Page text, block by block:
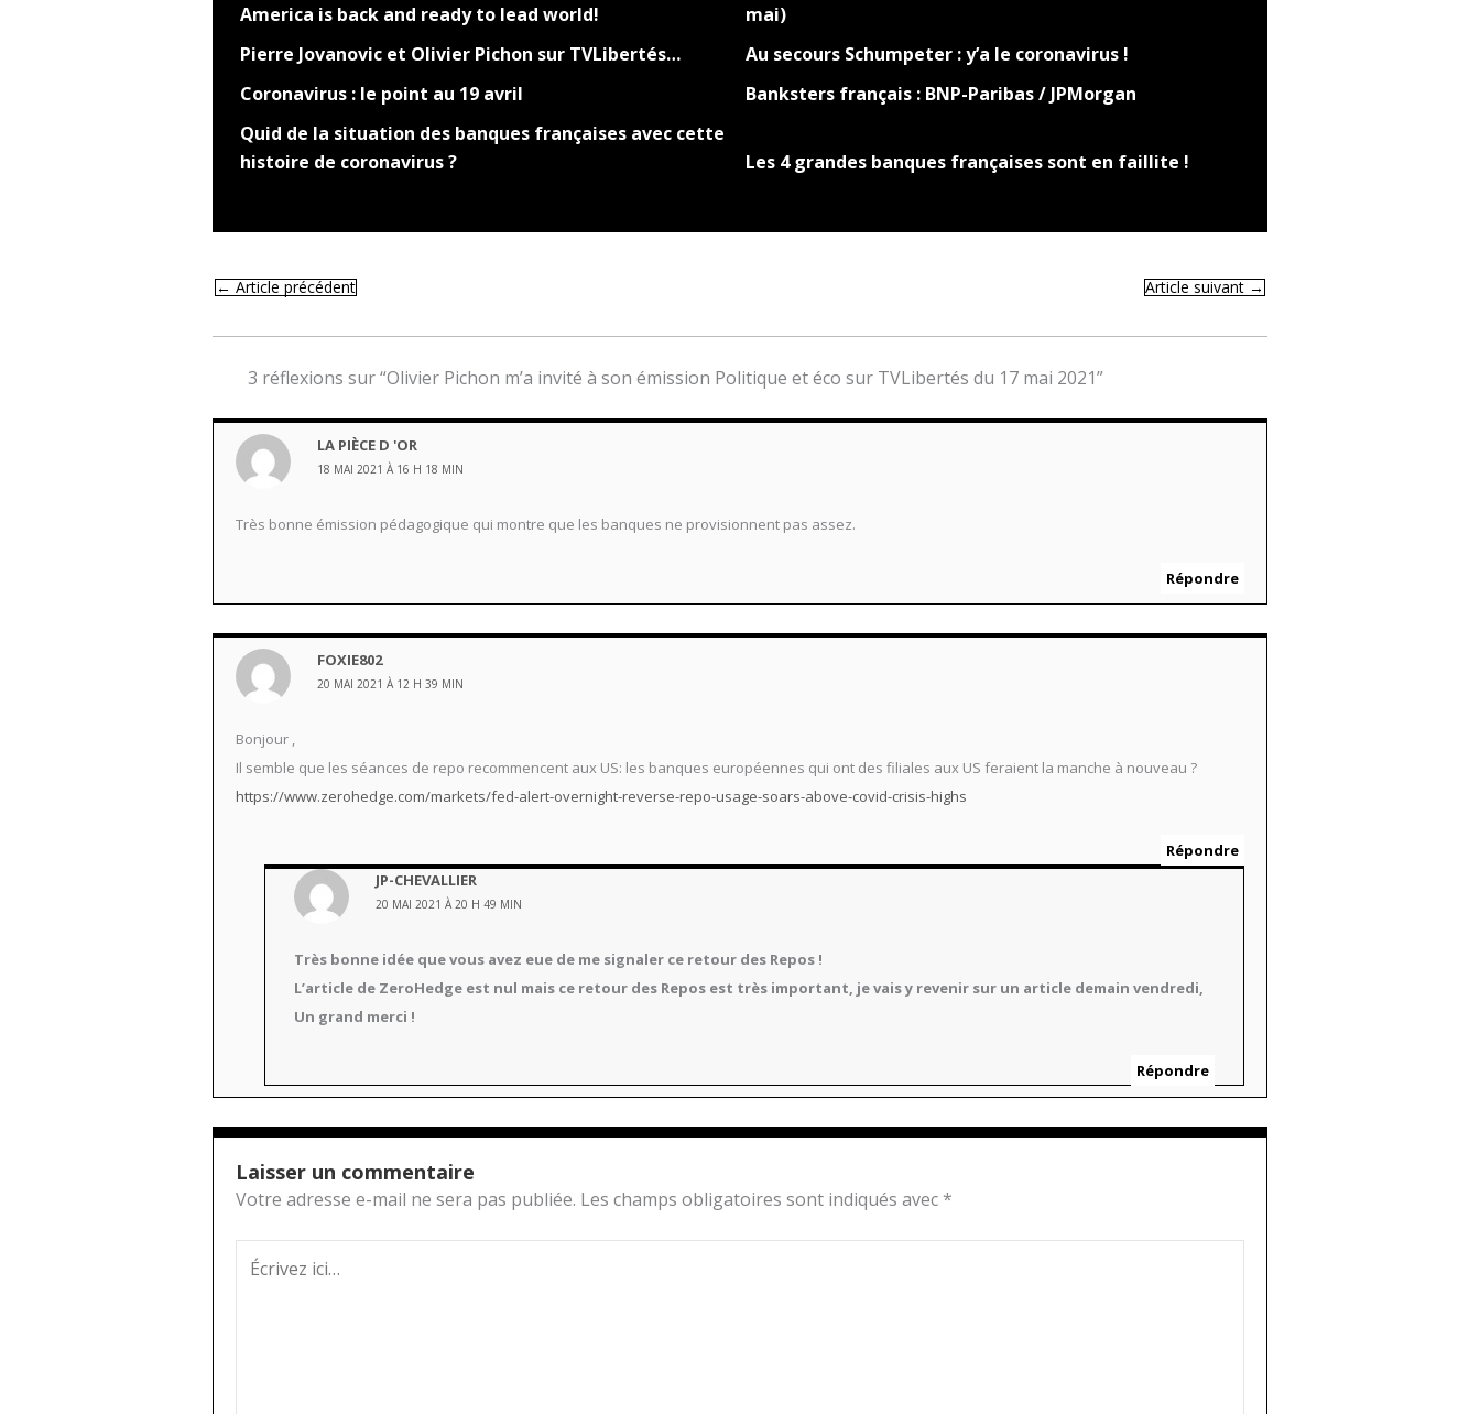
America is back and ready to lead world!
mai)
Pierre Jovanovic et Olivier Pichon sur TVLibertés…
Au secours Schumpeter : y’a le coronavirus !
Coronavirus : le point au 19 avril
Banksters français : BNP-Paribas / JPMorgan
Quid de la situation des banques françaises avec cette
histoire de coronavirus ?
Les 4 grandes banques françaises sont en faillite !
←Article précédent Article suivant→
3 réflexions sur “Olivier Pichon m’a invité à son émission Politique et éco sur TVLibertés du 17 mai 2021”
LA PIÈCE D 'OR
18 MAI 2021 À 16 H 18 MIN
Très bonne émission pédagogique qui montre que les banques ne provisionnent pas assez.
Répondre
FOXIE802
20 MAI 2021 À 12 H 39 MIN
Bonjour ,
Il semble que les séances de repo recommencent aux US: les banques européennes qui ont des filiales aux US feraient la manche à nouveau ?
https://www.zerohedge.com/markets/fed-alert-overnight-reverse-repo-usage-soars-above-covid-crisis-highs
Répondre
JP-CHEVALLIER
20 MAI 2021 À 20 H 49 MIN
Très bonne idée que vous avez eue de me signaler ce retour des Repos !
L’article de ZeroHedge est nul mais ce retour des Repos est très important, je vais y revenir sur un article demain vendredi,
Un grand merci !
Répondre
Laisser un commentaire
Votre adresse e-mail ne sera pas publiée. Les champs obligatoires sont indiqués avec *
Écrivez
ici…